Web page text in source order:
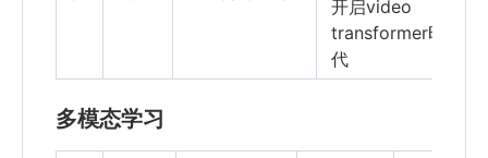
开启video
transformer时
代
多模态学习